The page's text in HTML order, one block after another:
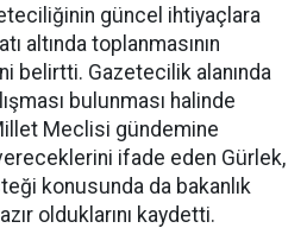
güncel ihtiyaçlara
altında toplanmasının
belirtti. Gazetecilik alanında
bulunması halinde
Meclisi gündemine
ifade eden Gürlek,
konusunda da bakanlık
olduklarını kaydetti.